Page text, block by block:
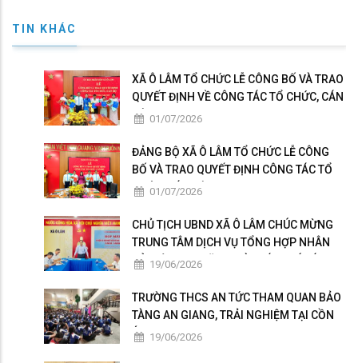
TIN KHÁC
XÃ Ô LÂM TỔ CHỨC LỄ CÔNG BỐ VÀ TRAO
QUYẾT ĐỊNH VỀ CÔNG TÁC TỔ CHỨC, CÁN
BỘ 01/07/2026
ĐẢNG BỘ XÃ Ô LÂM TỔ CHỨC LỄ CÔNG
BỐ VÀ TRAO QUYẾT ĐỊNH CÔNG TÁC TỔ
CHỨC, CÁN BỘ
01/07/2026
CHỦ TỊCH UBND XÃ Ô LÂM CHÚC MỪNG
TRUNG TÂM DỊCH VỤ TỔNG HỢP NHÂN
KỶ NIỆM 101 NĂM NGÀY BÁO CHÍ CÁCH
19/06/2026
TRƯỜNG THCS AN TỨC THAM QUAN BẢO
TÀNG AN GIANG, TRẢI NGHIỆM TẠI CỒN
ÉN 19/06/2026